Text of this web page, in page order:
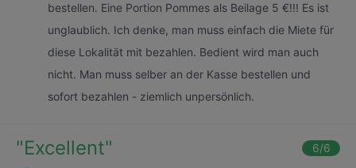
bestellen. Eine Portion Pommes als Beilage 5 €!!! Es ist
unglaublich. Ich denke, man muss einfach die Miete für
diese Lokalität mit bezahlen. Bedient wird man auch
nicht. Man muss selber an der Kasse bestellen und
sofort bezahlen - ziemlich unpersönlich.
"Excellent" 6/6